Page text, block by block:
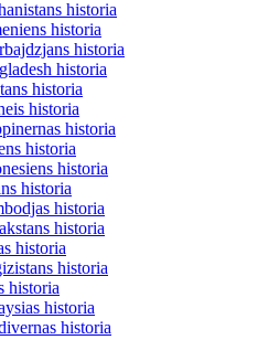
historia
historia
historia
historia
historia
historia
historia
historia
historia
historia
historia
historia
historia
historia
historia
historia
historia